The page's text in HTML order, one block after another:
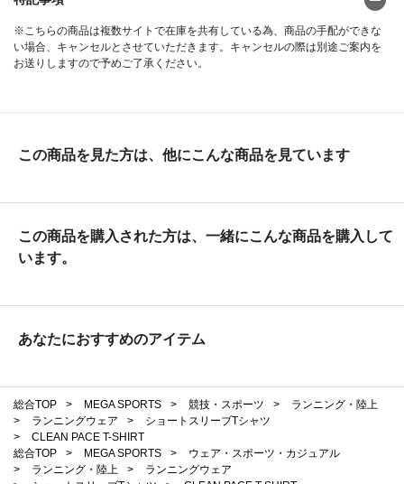
※こちらの商品は複数サイトで在庫を共有している為、商品の手配ができな
い場合、キャンセルとさせていただきます。キャンセルの際は別途ご案内を
お送りしますので予めご了承ください。
この商品を見た方は、他にこんな商品を見ています
この商品を購入された方は、一緒にこんな商品を購入して
います。
あなたにおすすめのアイテム
総合TOP > MEGA SPORTS > 競技・スポーツ >
ランニング・陸上
>
ランニングウェア >
ショートスリーブTシャツ
>
CLEAN PACE T-SHIRT
総合TOP
> MEGA SPORTS >
ウェア・スポーツ・カジュアル
>
ランニング・陸上 >
ランニングウェア